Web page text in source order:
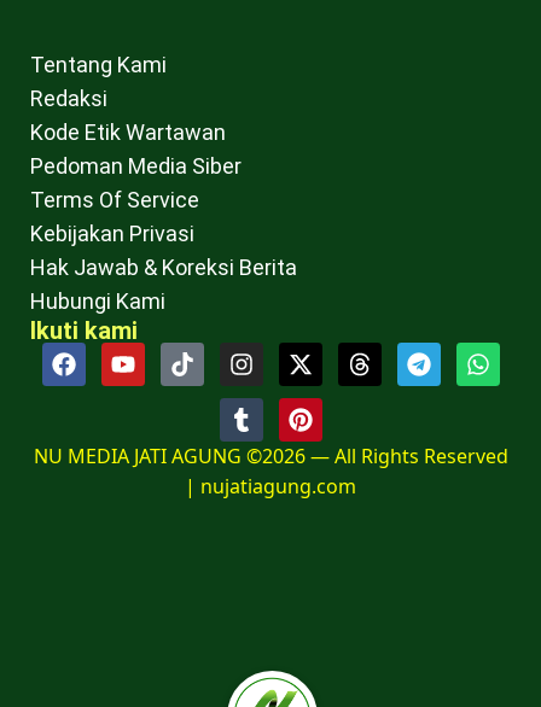
Tentang Kami
Redaksi
Kode Etik Wartawan
Pedoman Media Siber
Terms Of Service
Kebijakan Privasi
Hak Jawab & Koreksi Berita
Hubungi Kami
Ikuti kami
NU MEDIA JATI AGUNG ©2026 — All Rights Reserved
| nujatiagung.com